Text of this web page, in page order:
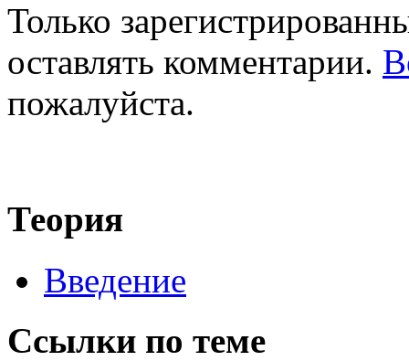
Только
оставлять комментарии.
пожалуйста.
Теория
Введение
Ссылки по теме